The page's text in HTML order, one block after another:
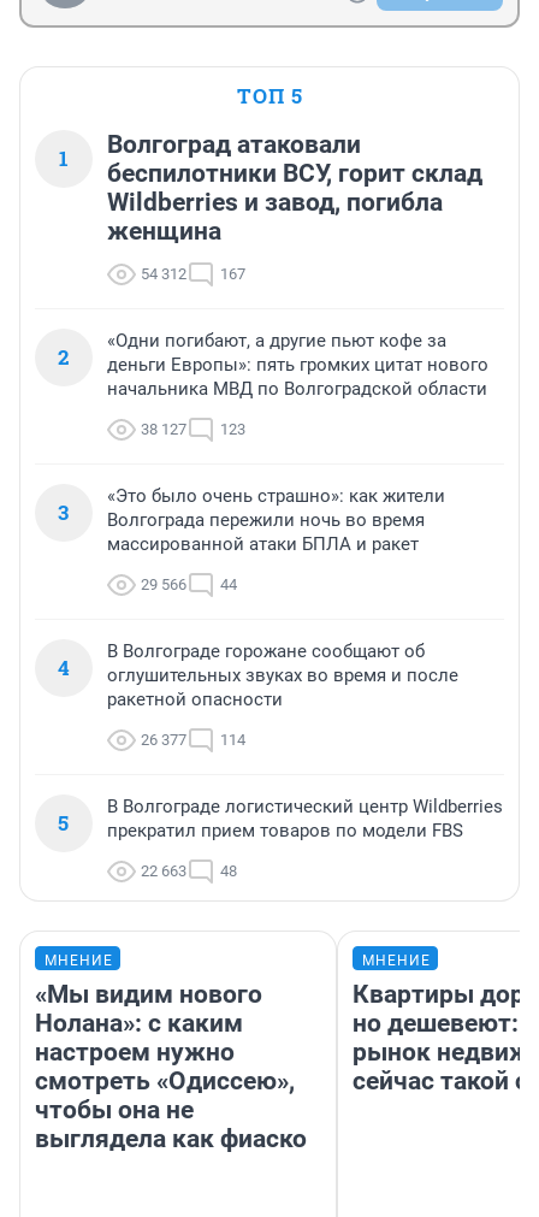
ТОП 5
1
Волгоград атаковали
беспилотники ВСУ, горит склад
Wildberries и завод, погибла
женщина
54 312 167
2
«Одни погибают, а другие пьют кофе за
деньги Европы»: пять громких цитат нового
начальника МВД по Волгоградской области
38 127 123
3
«Это было очень страшно»: как жители
Волгограда пережили ночь во время
массированной атаки БПЛА и ракет
29 566 44
4
В Волгограде горожане сообщают об
оглушительных звуках во время и после
ракетной опасности
26 377 114
5
В Волгограде логистический центр Wildberries
прекратил прием товаров по модели FBS
22 663 48
МНЕНИЕ
«Мы видим нового
Нолана»: с каким
настроем нужно
смотреть «Одиссею»,
чтобы она не
выглядела как фиаско
МНЕНИЕ
Квартиры
но дешевеют:
рынок
сейчас такой